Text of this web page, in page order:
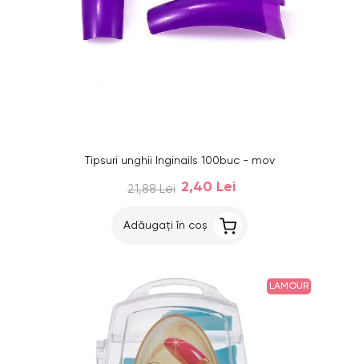
Tipsuri unghii Inginails 100buc - mov
21,88 Lei 2,40 Lei
Adăugați în coș
LAMOUR